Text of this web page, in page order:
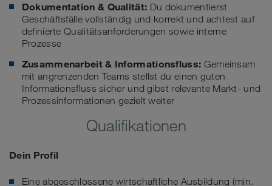
Dokumentation & Qualität: Du dokumentierst
Geschäftsfälle vollständig und korrekt und achtest auf
definierte Qualitätsanforderungen sowie interne
Prozesse
Zusammenarbeit & Informationsfluss: Gemeinsam
mit angrenzenden Teams stellst du einen guten
Informationsfluss sicher und gibst relevante Markt- und
Prozessinformationen gezielt weiter
Qualifikationen
Dein Profil
Eine abgeschlossene wirtschaftliche Ausbildung (min.